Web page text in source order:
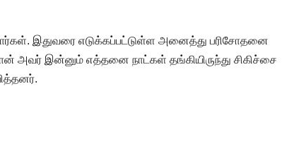
இதுவரை எடுக்கப்பட்டுள்ள அனைத்து பரிசோதனை
அவர் இன்னும் எத்தனை நாட்கள் தங்கியிருந்து சிகிச்சை